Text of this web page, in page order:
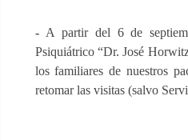
-A partir del 6 de
Psiquiátrico “Dr. José
los familiares de nuestros
retomar las visitas (salvo